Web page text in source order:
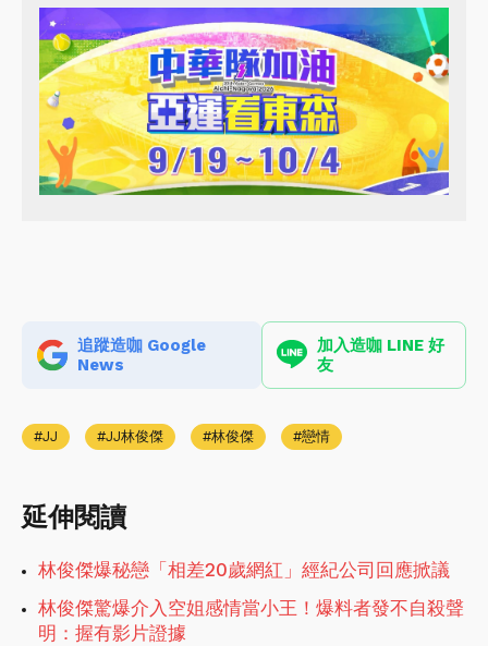
追蹤造咖 Google
News
加入造咖 LINE 好
友
JJ JJ林俊傑 林俊傑 戀情
延伸閱讀
林俊傑爆秘戀「相差20歲網紅」經紀公司回應掀議
林俊傑驚爆介入空姐感情當小王！爆料者發不自殺聲
明：握有影片證據